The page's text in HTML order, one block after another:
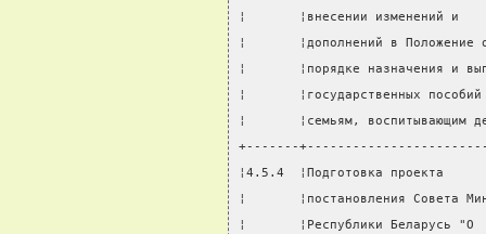
¦       ¦внесении
¦       ¦дополнений в
¦       ¦порядке
¦       ¦государственных
¦       ¦семьям,
+-------
¦4.5.4  ¦Подготовка проекта
¦       ¦постановления
¦       ¦Республики